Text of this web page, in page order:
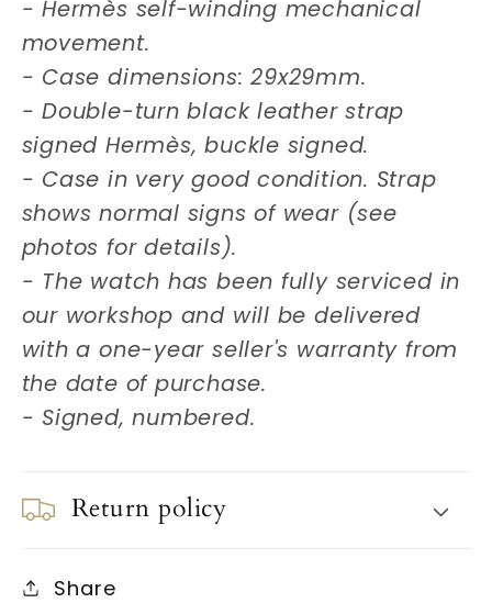
- Hermès self-winding mechanical
movement.
- Case dimensions: 29x29mm.
- Double-turn black leather strap
signed Hermès, buckle signed.
- Case in very good condition. Strap
shows normal signs of wear (see
photos for details).
- The watch has been fully serviced in
our workshop and will be delivered
with a one-year seller's warranty from
the date of purchase.
- Signed, numbered.
Return policy
Share